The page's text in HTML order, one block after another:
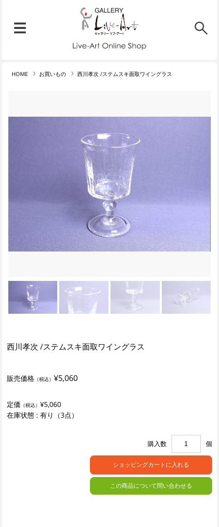
HOME お買いもの 西川孝次 /ステムスキ面取ワイングラス
西川孝次 /ステムスキ面取ワイングラス
販売価格 （税込） ¥5,060
定価 （税込） ¥5,060
在庫状態 : 有り（3点）
購入数 個
この商品について問い合わせる